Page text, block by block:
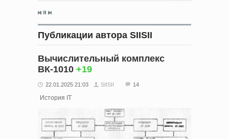
Публикации автора SIISII
Вычислительный комплекс
ВК-1010 +19
22.01.2025 21:03 SIISII 14
История IT